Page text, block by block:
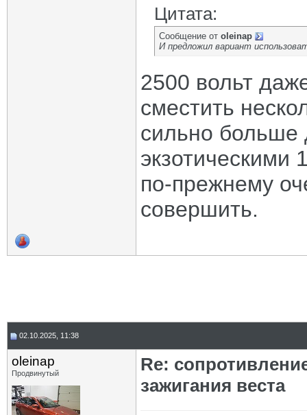
Цитата:
Сообщение от oleinap
И предложил вариант
2500 вольт
сместить
сильно больше
экзотическими
по-прежнему
совершить.
02.10.2025, 11:38
oleinap
Продвинутый
Re:
зажигания веста